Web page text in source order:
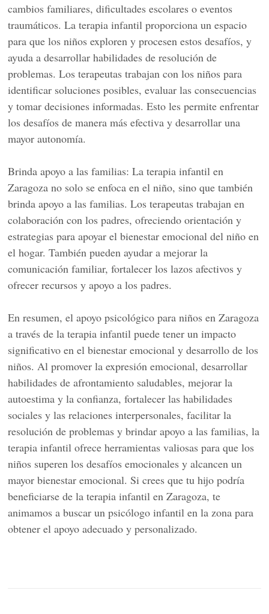
cambios familiares, dificultades escolares o eventos
traumáticos. La terapia infantil proporciona un espacio
para que los niños exploren y procesen estos desafíos, y
ayuda a desarrollar habilidades de resolución de
problemas. Los terapeutas trabajan con los niños para
identificar soluciones posibles, evaluar las consecuencias
y tomar decisiones informadas. Esto les permite enfrentar
los desafíos de manera más efectiva y desarrollar una
mayor autonomía.
Brinda apoyo a las familias: La terapia infantil en
Zaragoza no solo se enfoca en el niño, sino que también
brinda apoyo a las familias. Los terapeutas trabajan en
colaboración con los padres, ofreciendo orientación y
estrategias para apoyar el bienestar emocional del niño en
el hogar. También pueden ayudar a mejorar la
comunicación familiar, fortalecer los lazos afectivos y
ofrecer recursos y apoyo a los padres.
En resumen, el apoyo psicológico para niños en Zaragoza
a través de la terapia infantil puede tener un impacto
significativo en el bienestar emocional y desarrollo de los
niños. Al promover la expresión emocional, desarrollar
habilidades de afrontamiento saludables, mejorar la
autoestima y la confianza, fortalecer las habilidades
sociales y las relaciones interpersonales, facilitar la
resolución de problemas y brindar apoyo a las familias, la
terapia infantil ofrece herramientas valiosas para que los
niños superen los desafíos emocionales y alcancen un
mayor bienestar emocional. Si crees que tu hijo podría
beneficiarse de la terapia infantil en Zaragoza, te
animamos a buscar un psicólogo infantil en la zona para
obtener el apoyo adecuado y personalizado.